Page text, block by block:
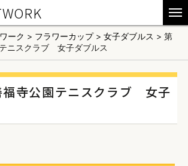
ーク > フラワーカップ> 女子ダブルス > 第
ニスクラブ 女子ダブルス
寺公園テニスクラブ 女子